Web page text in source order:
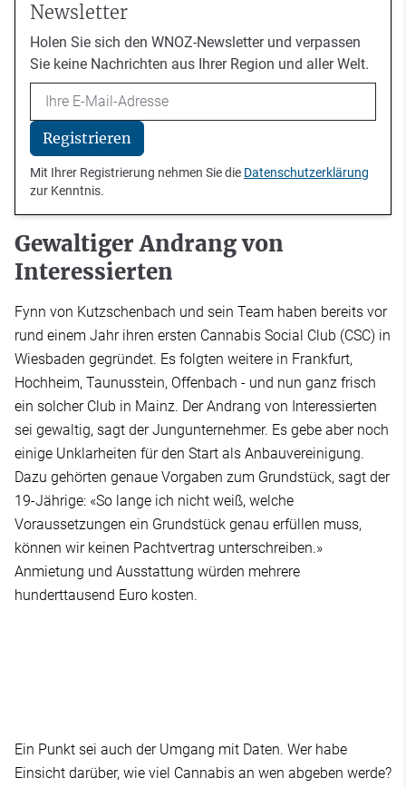
Newsletter
Holen Sie sich den WNOZ-Newsletter und verpassen
Sie keine Nachrichten aus Ihrer Region und aller Welt.
Email
Registrieren
Mit Ihrer Registrierung nehmen Sie die Datenschutzerklärung
zur Kenntnis.
Gewaltiger Andrang von
Interessierten
Fynn von Kutzschenbach und sein Team haben bereits vor
rund einem Jahr ihren ersten Cannabis Social Club (CSC) in
Wiesbaden gegründet. Es folgten weitere in Frankfurt,
Hochheim, Taunusstein, Offenbach - und nun ganz frisch
ein solcher Club in Mainz. Der Andrang von Interessierten
sei gewaltig, sagt der Jungunternehmer. Es gebe aber noch
einige Unklarheiten für den Start als Anbauvereinigung.
Dazu gehörten genaue Vorgaben zum Grundstück, sagt der
19-Jährige: «So lange ich nicht weiß, welche
Voraussetzungen ein Grundstück genau erfüllen muss,
können wir keinen Pachtvertrag unterschreiben.»
Anmietung und Ausstattung würden mehrere
hunderttausend Euro kosten.
Ein Punkt sei auch der Umgang mit Daten. Wer habe
Einsicht darüber, wie viel Cannabis an wen abgeben werde?